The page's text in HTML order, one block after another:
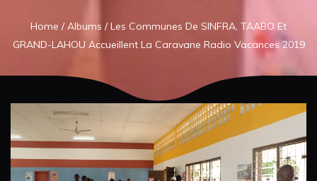
Home / Albums /Les Communes De SINFRA, TAABO Et
GRAND-LAHOU Accueillent La Caravane Radio Vacances 2019